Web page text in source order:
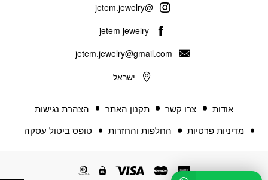
אודות צרו קשר תקנון האתר
הצהרת נגישות
מדיניות פרטיות
החלפות והחזרות טופס ביטול עסקה
@jetem.jewelry
jetem jewelry
jetem.jewelry@gmail.com
ישראל